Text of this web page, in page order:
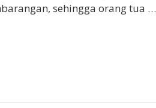
sehingga orang tua …